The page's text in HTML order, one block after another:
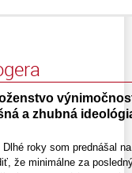
a zhubná
roky som prednášal
že minimálne za